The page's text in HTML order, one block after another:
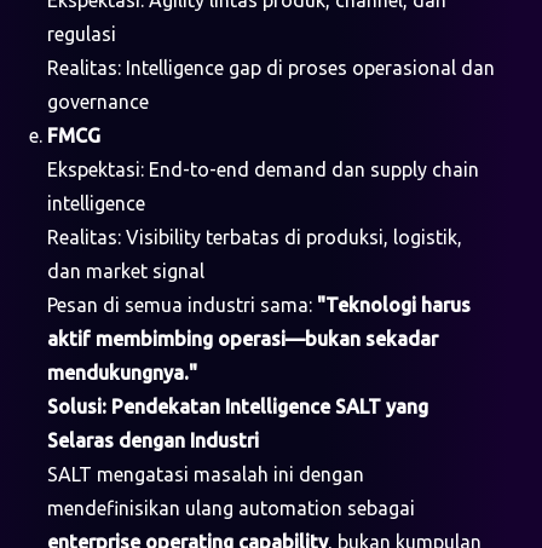
regulasi
Realitas: Intelligence gap di proses operasional dan
governance
FMCG
Ekspektasi: End-to-end demand dan supply chain
intelligence
Realitas: Visibility terbatas di produksi, logistik,
dan market signal
Pesan di semua industri sama: "Teknologi harus
aktif membimbing operasi—bukan sekadar
mendukungnya."
Solusi: Pendekatan Intelligence SALT yang
Selaras dengan Industri
SALT mengatasi masalah ini dengan
mendefinisikan ulang automation sebagai
enterprise operating capability, bukan kumpulan